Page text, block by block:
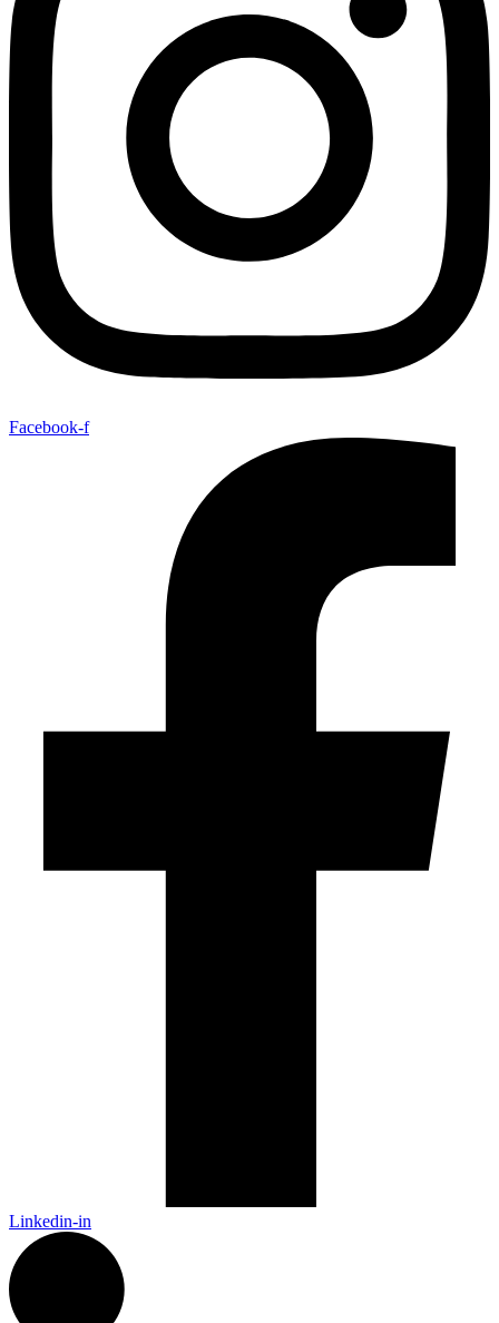
Facebook-f
Linkedin-in